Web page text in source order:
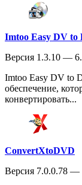
Imtoo Easy DV to
Версия 1.3.10 —
Imtoo Easy DV to
обеспечение,
конвертировать...
ConvertXtoDVD
Версия 7.0.0.78